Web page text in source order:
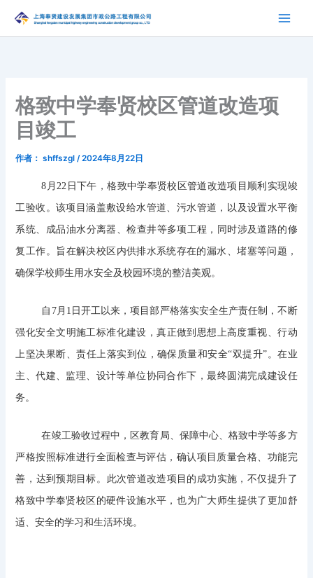
内
格致中学奉贤校区管道改造项
目竣工
作者： shffszgl/2024年8月22日
8月22日下午，‌格致中学奉贤校区管道改造项目顺利实现竣
工验收。该项目涵盖敷设给水管道、污水管道，‌以及设置水平衡
系统、‌成品油水分离器、‌检查井等多项工程，同时涉及道路的修
复工作。‌旨在解决校区内供排水系统存在的漏水、‌堵塞等问题，‌
确保学校师生用水安全及校园环境的整洁美观。‌
自7月1日开工以来，项目部严格落实安全生产责任制，不断
强化安全文明施工标准化建设，真正做到思想上高度重视、行动
上坚决果断、责任上落实到位，确保质量和安全“双提升”。在业
主、代建、监理、设计等单位协同合作下，‌最终圆满完成建设任
务。
在竣工验收过程中，‌区教育局、保障中心、格致中学等多方
严格按照标准进行全面检查与评估，‌确认项目质量合格、‌功能完
善，‌达到预期目标。‌此次管道改造项目的成功实施，‌不仅提升了
格致中学奉贤校区的硬件设施水平，‌也为广大师生提供了更加舒
适、‌安全的学习和生活环境。